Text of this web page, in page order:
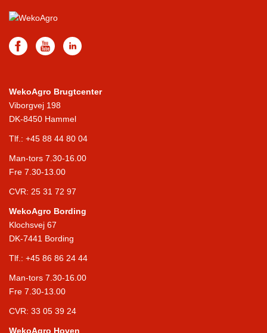
WekoAgro Brugtcenter
Viborgvej 198
DK-8450 Hammel
Tlf.: +45 88 44 80 04
Man-tors 7.30-16.00
Fre 7.30-13.00
CVR: 25 31 72 97
WekoAgro Bording
Klochsvej 67
DK-7441 Bording
Tlf.: +45 86 86 24 44
Man-tors 7.30-16.00
Fre 7.30-13.00
CVR: 33 05 39 24
WekoAgro Hoven